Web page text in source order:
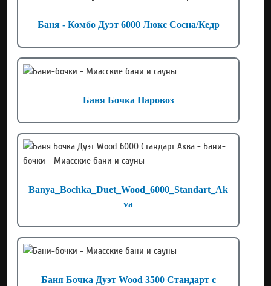
Баня - Комбо Дуэт 6000 Люкс Сосна/Кедр
Баня Бочка Паровоз
Banya_Bochka_Duet_Wood_6000_Standart_Ak
va
Баня Бочка Дуэт Wood 3500 Стандарт с